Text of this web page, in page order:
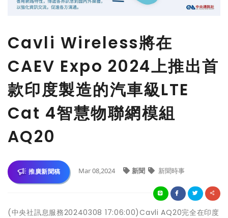
Cavli Wireless將在
CAEV Expo 2024上推出首
款印度製造的汽車級LTE
Cat 4智慧物聯網模組
AQ20
推廣新聞稿 Mar 08,2024 新聞 新聞時事
(中央社訊息服務20240308 17:06:00)Cavli AQ20完全在印度